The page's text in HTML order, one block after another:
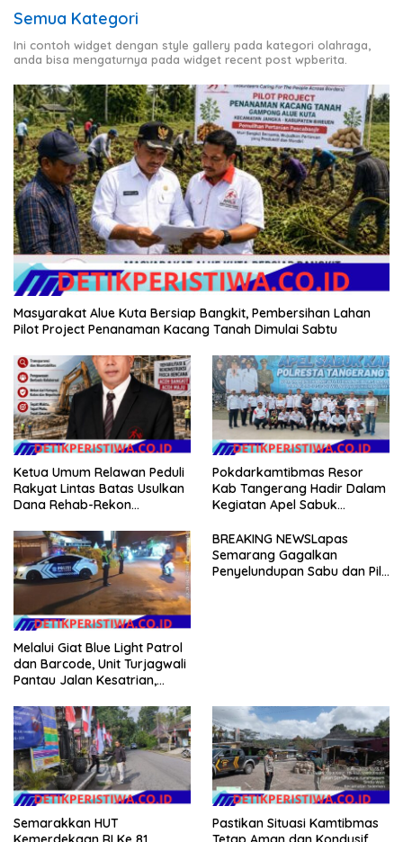
Semua Kategori
Ini contoh widget dengan style gallery pada kategori olahraga,
anda bisa mengaturnya pada widget recent post wpberita.
Masyarakat Alue Kuta Bersiap Bangkit, Pembersihan Lahan
Pilot Project Penanaman Kacang Tanah Dimulai Sabtu
Ketua Umum Relawan Peduli
Rakyat Lintas Batas Usulkan
Dana Rehab-Rekon
Dikelola Langsung
Pemerintah Pusat
Pokdarkamtibmas Resor
Kab Tangerang Hadir Dalam
Kegiatan Apel Sabuk
Tangerang Tahun 2026
Melalui Giat Blue Light Patrol
dan Barcode, Unit Turjagwali
Pantau Jalan Kesatrian,
BREAKING NEWSLapas
Semarang Gagalkan
Penyelundupan Sabu dan Pil
Semarakkan HUT
Pastikan Situasi Kamtibmas